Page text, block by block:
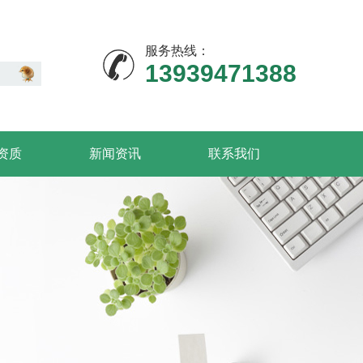
服务热线：
13939471388
质 新闻资讯 联系我们